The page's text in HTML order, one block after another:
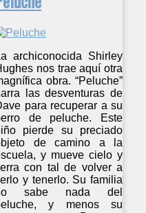
archiconocida Shirley
nos trae aquí otra
obra. “Peluche”
las desventuras de
para recuperar a su
de peluche. Este
pierde su preciado
de camino a la
y mueve cielo y
con tal de volver a
y tenerlo. Su familia
sabe nada del
y menos su